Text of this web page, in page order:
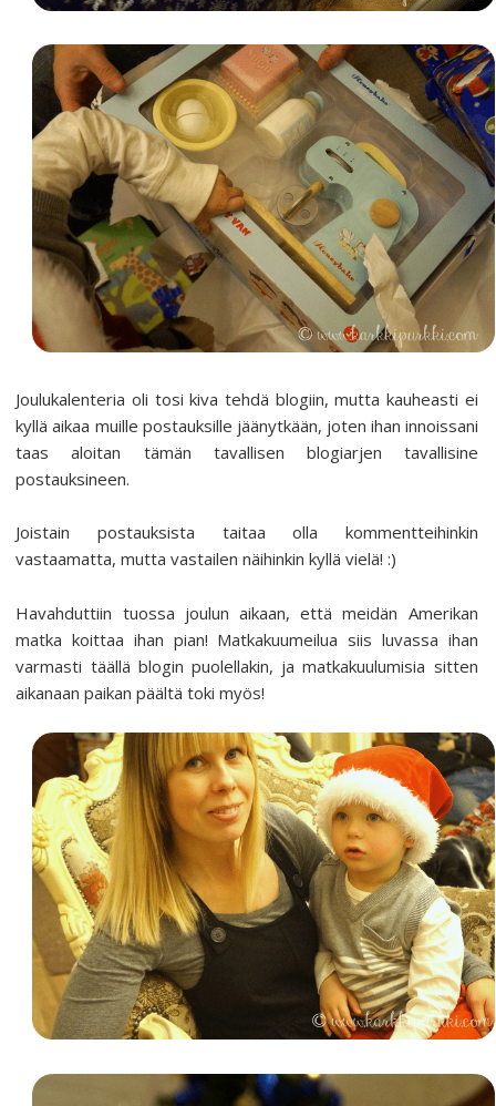
Joulukalenteria oli tosi kiva tehdä blogiin, mutta kauheasti ei
kyllä aikaa muille postauksille jäänytkään, joten ihan innoissani
taas aloitan tämän tavallisen blogiarjen tavallisine
postauksineen.
Joistain postauksista taitaa olla kommentteihinkin
vastaamatta, mutta vastailen näihinkin kyllä vielä! :)
Havahduttiin tuossa joulun aikaan, että meidän Amerikan
matka koittaa ihan pian! Matkakuumeilua siis luvassa ihan
varmasti täällä blogin puolellakin, ja matkakuulumisia sitten
aikanaan paikan päältä toki myös!